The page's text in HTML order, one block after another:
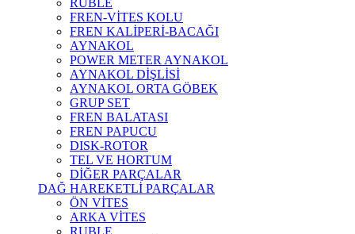
RUBLE
FREN-VİTES KOLU
FREN KALİPERİ-BACAĞI
AYNAKOL
POWER METER AYNAKOL
AYNAKOL DİŞLİSİ
AYNAKOL ORTA GÖBEK
GRUP SET
FREN BALATASI
FREN PAPUCU
DISK-ROTOR
TEL VE HORTUM
DİĞER PARÇALAR
DAĞ HAREKETLİ PARÇALAR
ÖN VİTES
ARKA VİTES
RUBLE